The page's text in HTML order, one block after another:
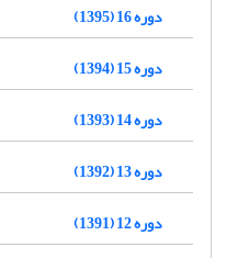
دوره 16 (1395)
دوره 15 (1394)
دوره 14 (1393)
دوره 13 (1392)
دوره 12 (1391)